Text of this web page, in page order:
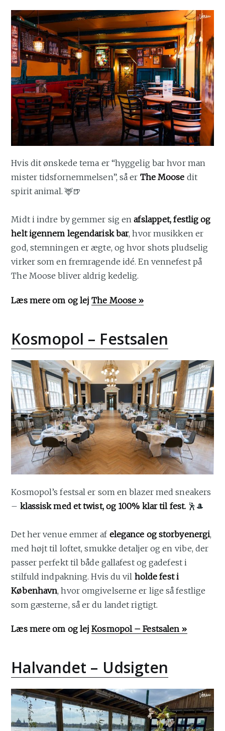
Hvis dit ønskede tema er “hyggelig bar hvor man
mister tidsfornemmelsen”, så er The Moose dit
spirit animal. 🦌🍺
Midt i indre by gemmer sig enafslappet, festlig og
helt igennem legendarisk bar, hvor musikken er
god, stemningen er ægte, og hvor shots pludselig
virker som en fremragende idé. En vennefest på
The Moose bliver aldrig kedelig.
Læs mere om og lejThe Moose »
Kosmopol – Festsalen
Kosmopol’s festsal er som en blazer med sneakers
– klassisk med et twist, og 100% klar til fest. 🕺🎩
Det her venue emmer af elegance og storbyenergi,
med højt til loftet, smukke detaljer og en vibe, der
passer perfekt til både gallafest og gadefest i
stilfuld indpakning. Hvis du vil holde fest i
København, hvor omgivelserne er lige så festlige
som gæsterne, så er du landet rigtigt.
Læs mere om og lejKosmopol – Festsalen »
Halvandet – Udsigten